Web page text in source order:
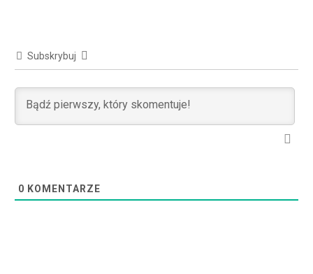
Subskrybuj
0 KOMENTARZE